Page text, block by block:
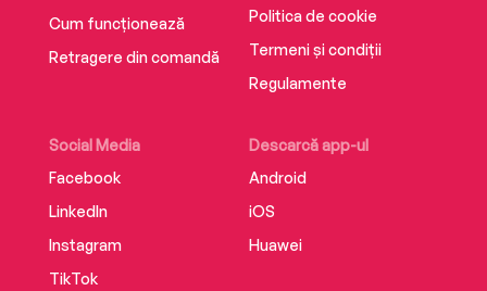
Cum funcționează
Retragere din comandă
Social Media
Facebook
LinkedIn
Instagram
TikTok
Descarcă app-ul
Android
iOS
Huawei
Politica de cookie
Termeni și condiții
Regulamente